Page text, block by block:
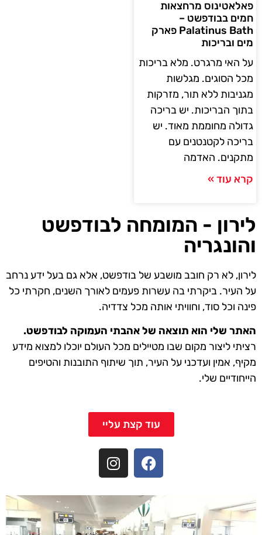
פאלאטינוס מרחצאות
חמים בבודפשט –
Palatinus Bath פארק
מים ובריכות
על האי מרגרט. מלא בריכות
מכל הסוגים. מגלשות
מגניבות ללא תור, מזרקות
בתוך הבריכות. יש בריכה
גדולה מחוממת מאוד. יש
בריכה לקטנטנים עם
מתקנים. האדמה
קרא עוד »
לירון - המומחה לבודפשט
והונגריה
לירון, לא רק חובב מושבע של בודפשט, אלא גם בעל ידע נרחב
על העיר. ביקרתי בה עשרות פעמים לאורך השנים, חקרתי כל
פינה וכל סוד, וחוויתי אותה מכל צדדיה.
האתר שלי הוא תוצאה של אהבתי העמוקה לבודפשט.
רציתי ליצור מקום שבו מטיילים מכל העולם יוכלו למצוא מידע
מקיף, אמין ועדכני על העיר, תוך שיתוף התובנות והטיפים
הייחודיים שלי.
עוד קצת עליי